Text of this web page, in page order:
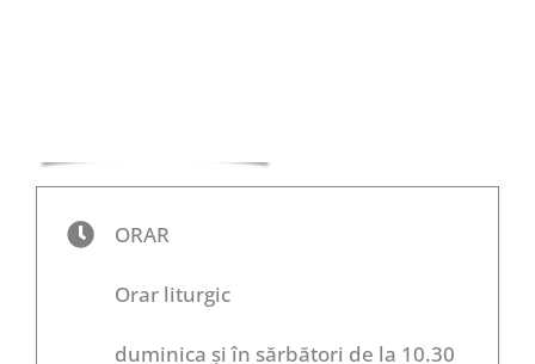
ORAR
Orar liturgic
duminica și în sărbători de la 10.30